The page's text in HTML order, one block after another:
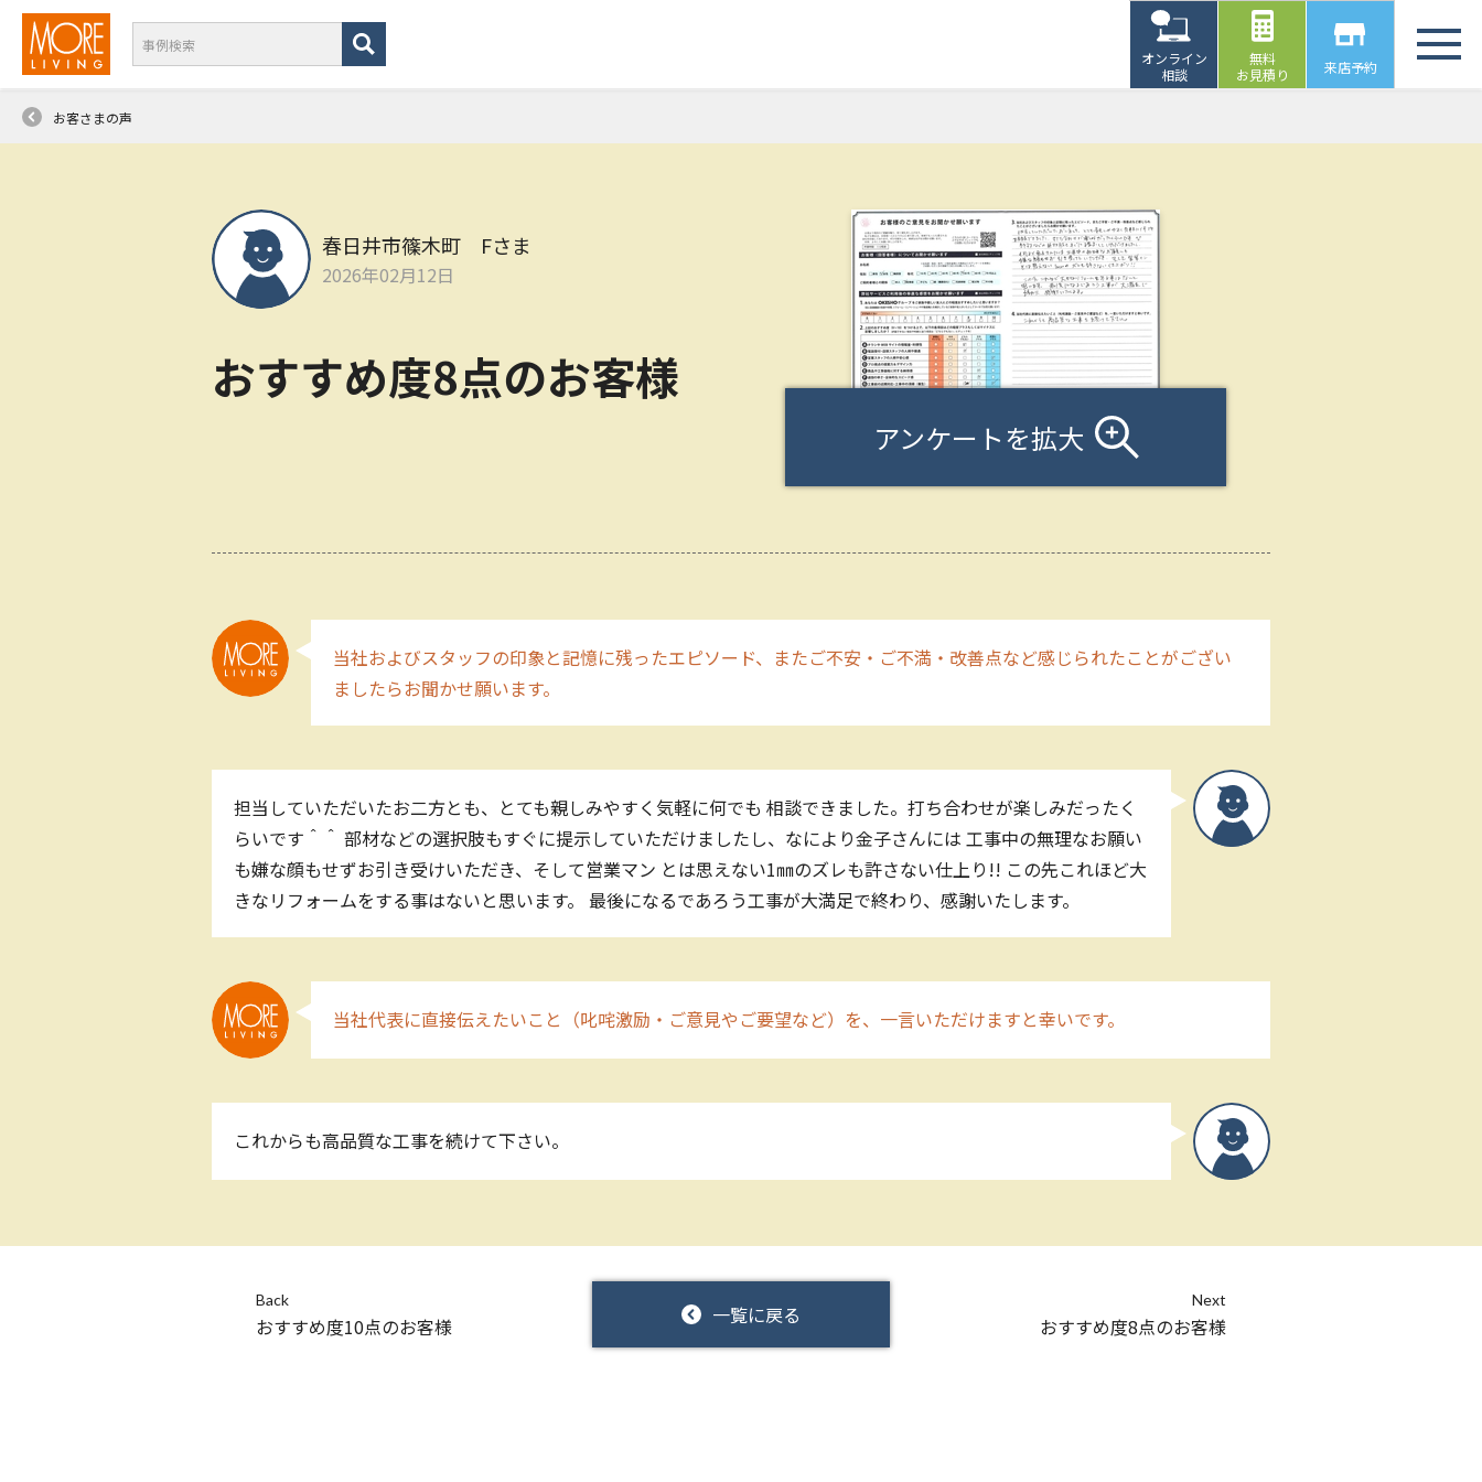
オンライン
相談
無料
お見積り
来店予約
お客さまの声
春日井市篠木町 Fさま
2026年02月12日
おすすめ度8点のお客様
アンケートを拡大
当社およびスタッフの印象と記憶に残ったエピソード、またご不安・ご不満・改善点など感じられたことがござい
ましたらお聞かせ願います。
担当していただいたお二方とも、とても親しみやすく気軽に何でも 相談できました。打ち合わせが楽しみだったく
らいです＾＾ 部材などの選択肢もすぐに提示していただけましたし、なにより金子さんには 工事中の無理なお願い
も嫌な顔もせずお引き受けいただき、そして営業マン とは思えない1㎜のズレも許さない仕上り!! この先これほど大
きなリフォームをする事はないと思います。 最後になるであろう工事が大満足で終わり、感謝いたします。
当社代表に直接伝えたいこと（叱咤激励・ご意見やご要望など）を、一言いただけますと幸いです。
これからも高品質な工事を続けて下さい。
Back
おすすめ度10点のお客様 一覧に戻る
Next
おすすめ度8点のお客様